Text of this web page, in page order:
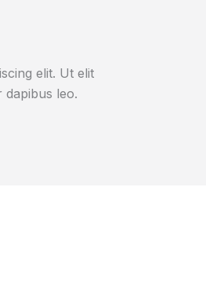
elit. Ut elit
leo.